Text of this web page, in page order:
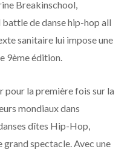
o r
Breakinschool,
de danse hip-hop all
sanitaire lui impose une
9ème édition.
pour la première fois sur la
mondiaux dans
dîtes Hip-Hop,
spectacle. Avec une